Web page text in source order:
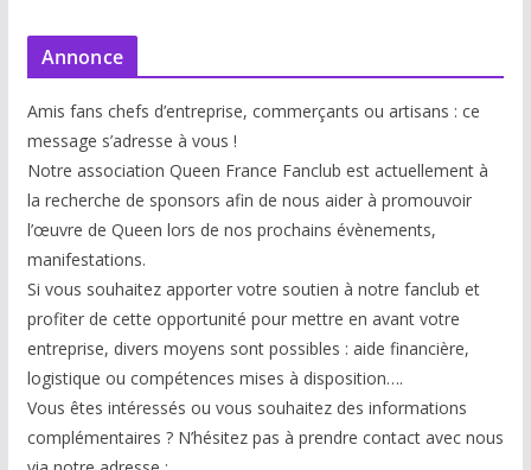
Annonce
Amis fans chefs d’entreprise, commerçants ou artisans : ce
message s’adresse à vous !
Notre association Queen France Fanclub est actuellement à
la recherche de sponsors afin de nous aider à promouvoir
l’œuvre de Queen lors de nos prochains évènements,
manifestations.
Si vous souhaitez apporter votre soutien à notre fanclub et
profiter de cette opportunité pour mettre en avant votre
entreprise, divers moyens sont possibles : aide financière,
logistique ou compétences mises à disposition….
Vous êtes intéressés ou vous souhaitez des informations
complémentaires ? N’hésitez pas à prendre contact avec nous